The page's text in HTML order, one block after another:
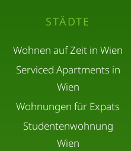
STÄDTE
Wohnen auf Zeit in Wien
Serviced Apartments in
Wien
Wohnungen für Expats
Studentenwohnung
Wien